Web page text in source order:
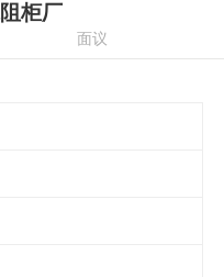
柜厂
面议